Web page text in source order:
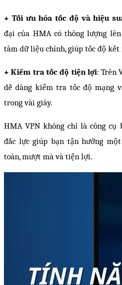
+ Tối ưu hóa tốc độ và hiệu
đại của HMA có thông lượng
tâm dữ liệu chính, giúp tốc độ
+ Kiểm tra tốc độ tiện lợi: Trên
dễ dàng kiểm tra tốc độ mạng
trong vài giây.
HMA VPN không chỉ là công
đắc lực giúp bạn tận hưởng
toàn, mượt mà và tiện lợi.